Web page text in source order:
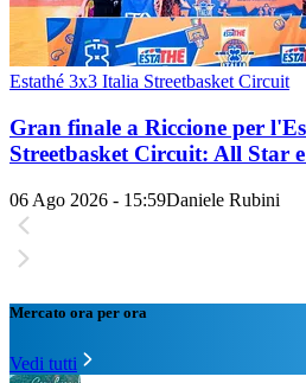
Estathé 3x3 Italia Streetbasket Circuit
Gran finale a Riccione per
Streetbasket Circuit: All Star
06 Ago 2026 - 15:59Daniele Rubini
Mercato ora per ora
Vedi tutti